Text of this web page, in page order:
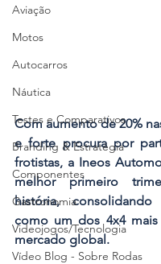
Aviação
Motos
Autocarros
Náutica
Testes e Comparativos
Branding & Estratégia
Componentes
Gastronomia
Videojogos/Tecnologia
Vídeo Blog - Sobre Rodas
Com aumento de 20%
e forte procura por
frotistas, a Ineos
melhor primeiro
história,
como um dos 4x4 mais
mercado global.